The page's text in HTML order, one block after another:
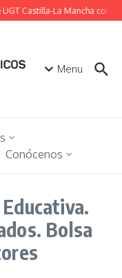
Castilla-La Mancha con
Menu
Conócenos
Bolsa